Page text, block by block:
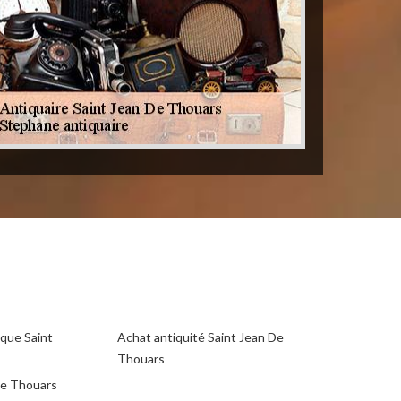
Saint
Thouars
Achat antiquité Saint Jean De
Thouars